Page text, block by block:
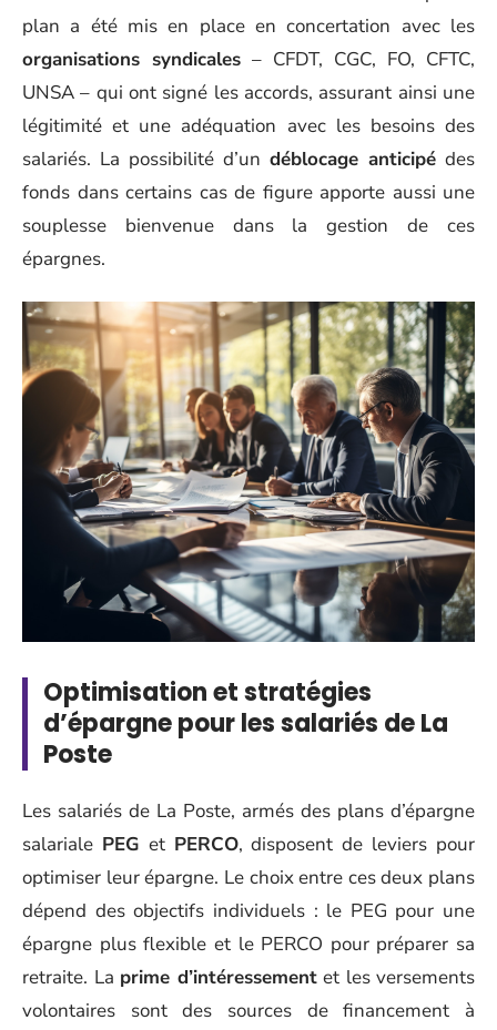
plan a été mis en place en concertation avec les
organisations syndicales – CFDT, CGC, FO, CFTC,
UNSA – qui ont signé les accords, assurant ainsi une
légitimité et une adéquation avec les besoins des
salariés. La possibilité d’un déblocage anticipé des
fonds dans certains cas de figure apporte aussi une
souplesse bienvenue dans la gestion de ces
épargnes.
Optimisation et stratégies
d’épargne pour les salariés de La
Poste
Les salariés de La Poste, armés des plans d’épargne
salariale PEG et PERCO, disposent de leviers pour
optimiser leur épargne. Le choix entre ces deux plans
dépend des objectifs individuels : le PEG pour une
épargne plus flexible et le PERCO pour préparer sa
retraite. La prime d’intéressementet les versements
volontaires sont des sources de financement à